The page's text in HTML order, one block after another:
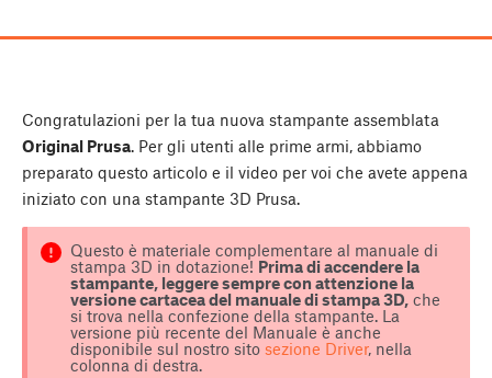
Congratulazioni per la tua nuova stampante assemblata
Original Prusa. Per gli utenti alle prime armi, abbiamo
preparato questo articolo e il video per voi che avete appena
iniziato con una stampante 3D Prusa.
Questo è materiale complementare al manuale di
stampa 3D in dotazione! Prima di accendere la
stampante, leggere sempre con attenzione la
versione cartacea del manuale di stampa 3D,che
si trova nella confezione della stampante. La
versione più recente del Manuale è anche
disponibile sul nostro sito sezione Driver, nella
colonna di destra.